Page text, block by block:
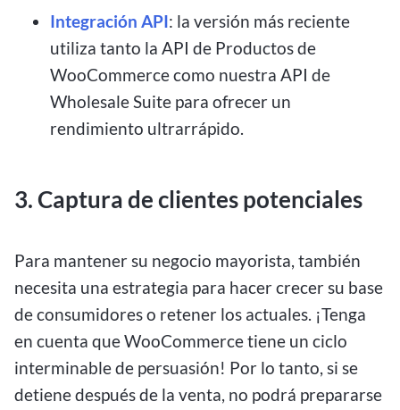
Integración API: la versión más reciente
utiliza tanto la API de Productos de
WooCommerce como nuestra API de
Wholesale Suite para ofrecer un
rendimiento ultrarrápido.
3. Captura de clientes potenciales
Para mantener su negocio mayorista, también
necesita una estrategia para hacer crecer su base
de consumidores o retener los actuales. ¡Tenga
en cuenta que WooCommerce tiene un ciclo
interminable de persuasión! Por lo tanto, si se
detiene después de la venta, no podrá prepararse